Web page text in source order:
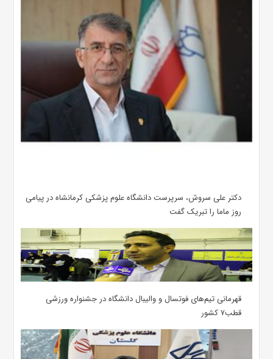
دکتر علی سروش، سرپرست دانشگاه علوم پزشکی کرمانشاه در پیامی
روز ماما را تبریک گفت
قهرمانی تیم‌های فوتسال و والیبال دانشگاه در جشنواره ورزشی
قطب۷ کشور